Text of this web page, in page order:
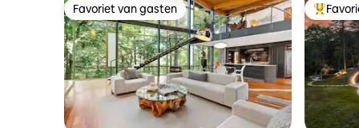
Favoriet van gasten
Favoriet van gasten